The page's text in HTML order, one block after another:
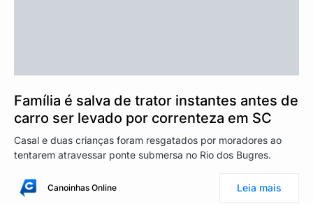
Família é salva de trator instantes antes de
carro ser levado por correnteza em SC
Casal e duas crianças foram resgatados por moradores ao
tentarem atravessar ponte submersa no Rio dos Bugres.
Canoinhas Online Leia mais